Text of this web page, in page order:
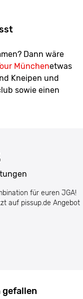
Dann wäre
Münchenetwas
Kneipen und
sowie einen
für euren JGA!
auf pissup.de Angebot
gefallen